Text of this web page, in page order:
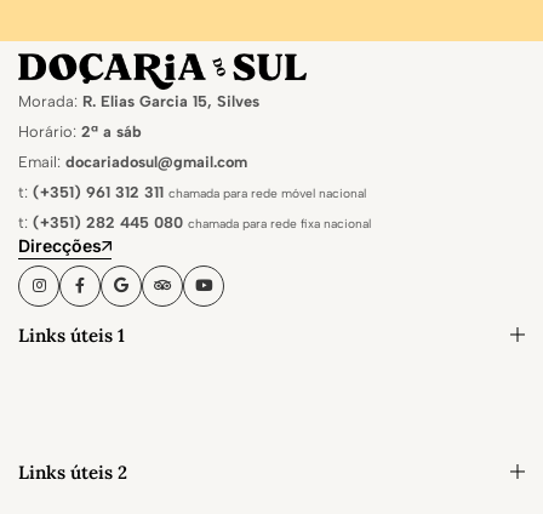
Morada: R. Elias Garcia 15, Silves
Horário: 2ª a sáb
Email: docariadosul@gmail.com
t: (+351) 961 312 311 chamada para rede móvel nacional
t: (+351) 282 445 080 chamada para rede fixa nacional
Direcções
Links úteis 1
Links úteis 2